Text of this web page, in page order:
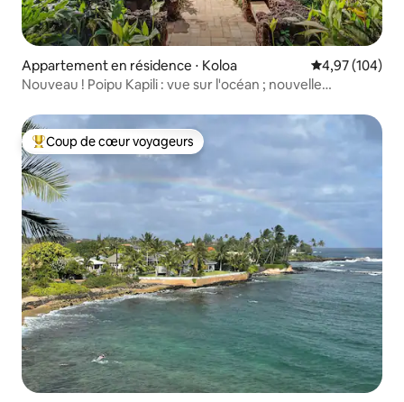
Appartement en résidence ⋅ Koloa Évaluation
4,97 (104)
Nouveau ! Poipu Kapili : vue sur l'océan ; nouvelle
Coups de cœur voyageurs les plus appréciés
Coup de cœur voyageurs